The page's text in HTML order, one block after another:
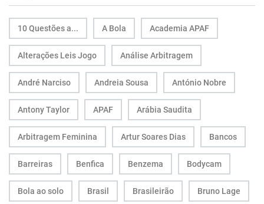
10 Questões a... A Bola Academia APAF
Alterações Leis Jogo Análise Arbitragem
André Narciso Andreia Sousa António Nobre
Antony Taylor APAF Arábia Saudita
Arbitragem Feminina Artur Soares Dias Bancos
Barreiras Benfica Benzema Bodycam
Bola ao solo Brasil Brasileirão Bruno Lage